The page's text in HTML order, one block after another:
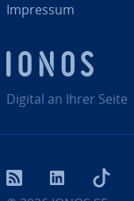
Digital an Ihrer Seite
Impressum
RSS LinkedIn